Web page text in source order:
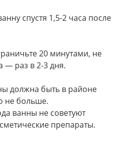
спустя 1,5-2 часа после
20 минутами, не
— раз в 2-3 дня.
должна быть в районе
не больше.
ванны не советуют
препараты.